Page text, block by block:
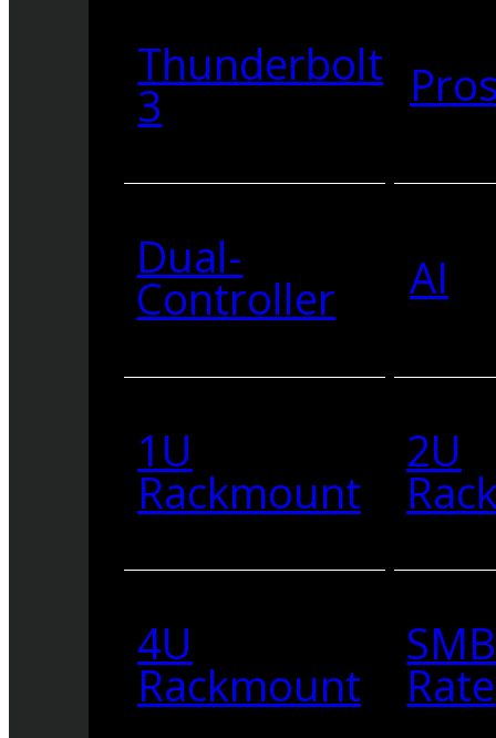
Thunderbolt
3
Dual-
Controller AI
1U
Rackmount
2U
4U
Rackmount Rate